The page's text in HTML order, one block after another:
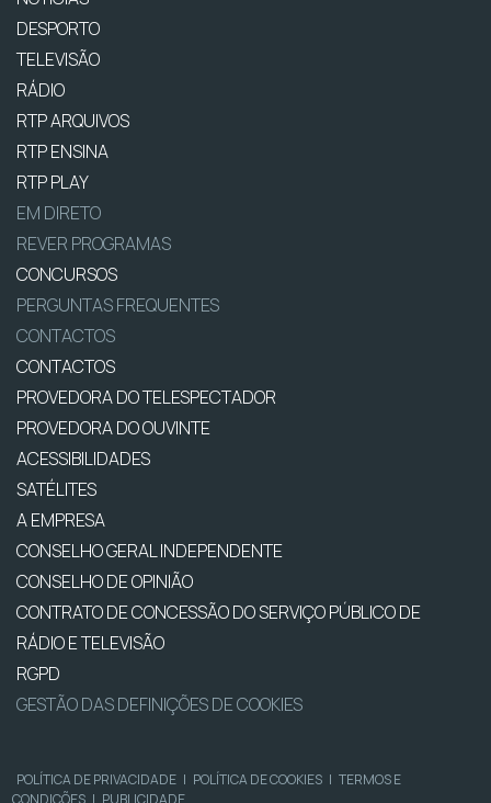
DESPORTO
TELEVISÃO
RÁDIO
RTP ARQUIVOS
RTP ENSINA
RTP PLAY
EM DIRETO
REVER PROGRAMAS
CONCURSOS
PERGUNTAS FREQUENTES
CONTACTOS
CONTACTOS
PROVEDORA DO TELESPECTADOR
PROVEDORA DO OUVINTE
ACESSIBILIDADES
SATÉLITES
A EMPRESA
CONSELHO GERAL INDEPENDENTE
CONSELHO DE OPINIÃO
CONTRATO DE CONCESSÃO DO SERVIÇO PÚBLICO DE
RÁDIO E TELEVISÃO
RGPD
GESTÃO DAS DEFINIÇÕES DE COOKIES
POLÍTICA DE PRIVACIDADE | POLÍTICA DE COOKIES | TERMOS E
CONDIÇÕES | PUBLICIDADE